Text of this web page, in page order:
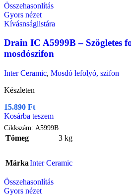
Összehasonlítás
Gyors nézet
Kívásnságlistára
Drain IC A5999B – Szögletes
mosdószifon
Inter Ceramic, Mosdó lefolyó, szifon
Készleten
15.890 Ft
Kosárba teszem
Cikkszám: A5999B
Tömeg 3 kg
MárkaInter Ceramic
Összehasonlítás
Gyors nézet